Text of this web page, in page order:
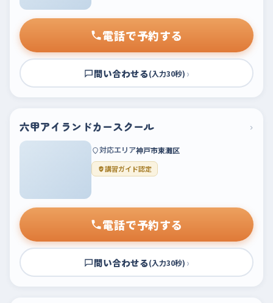
電話で予約する
問い合わせる(入力30秒) ›
六甲アイランドカースクール ›
対応エリア神戸市東灘区
講習ガイド認定
電話で予約する
問い合わせる(入力30秒) ›